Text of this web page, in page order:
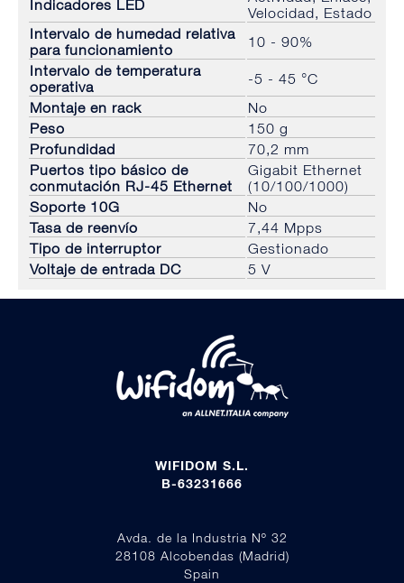
Indicadores LED
Velocidad, Estado
Intervalo de humedad relativa
para funcionamiento
10 - 90%
Intervalo de temperatura
operativa
-5 - 45 °C
Montaje en rack
No
Peso
150 g
Profundidad
70,2 mm
Puertos tipo básico de
conmutación RJ-45 Ethernet
Gigabit Ethernet
(10/100/1000)
Soporte 10G
No
Tasa de reenvío
7,44 Mpps
Tipo de interruptor
Gestionado
Voltaje de entrada DC
5 V
WIFIDOM S.L.
B-63231666
Avda. de la Industria Nº 32
28108 Alcobendas (Madrid)
Spain